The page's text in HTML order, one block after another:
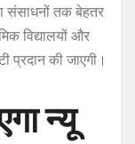
संसाधनों तक बेहतर
विद्यालयों और
प्रदान की जाएगी।
न्यू